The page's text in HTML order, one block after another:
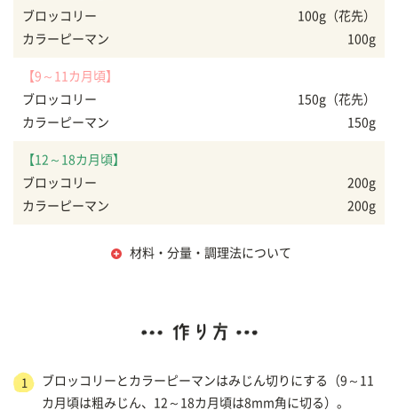
ブロッコリー
カラーピーマン
100g（花先）
100g
【9～11カ月頃】
ブロッコリー
カラーピーマン
150g（花先）
150g
【12～18カ月頃】
ブロッコリー
カラーピーマン
200g
200g
材料・分量・調理法について
1
ブロッコリーとカラーピーマンはみじん切りにする（9～11
カ月頃は粗みじん、12～18カ月頃は8mm角に切る）。